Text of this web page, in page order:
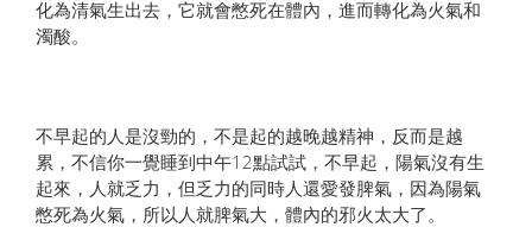
化為清氣生出去，它就會憋死在體內，進而轉化為火氣和
濁酸。
不早起的人是沒勁的，不是起的越晚越精神，反而是越
累，不信你一覺睡到中午12點試試，不早起，陽氣沒有生
起來，人就乏力，但乏力的同時人還愛發脾氣，因為陽氣
憋死為火氣，所以人就脾氣大，體內的邪火太大了。